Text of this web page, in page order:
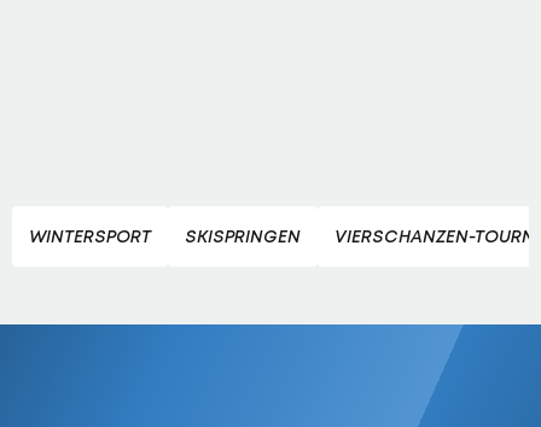
WINTERSPORT SKISPRINGEN VIERSCHANZEN-